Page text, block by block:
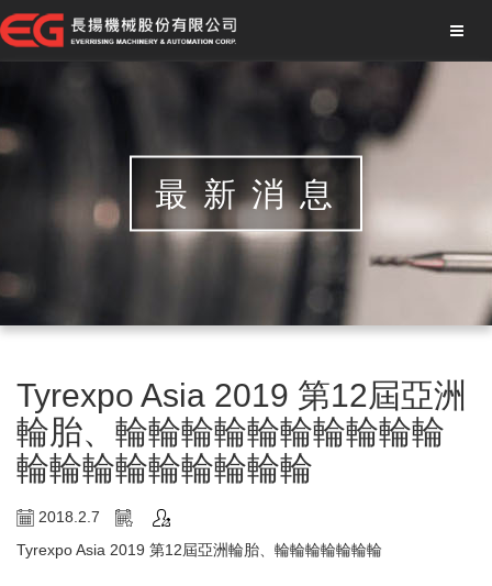
最新消息
Tyrexpo Asia 2019 第12屆亞洲
輪胎、輪輪輪輪輪輪輪輪輪輪
輪輪輪輪輪輪輪輪輪
2018.2.7
Tyrexpo Asia 2019 第12屆亞洲輪胎、輪輪輪輪輪輪輪